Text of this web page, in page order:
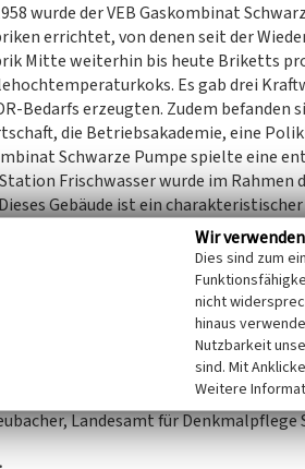
wurde der VEB Gaskombinat
errichtet, von denen seit der
Mitte weiterhin bis heute Briketts
Es gab drei
Bedarfs erzeugten. Zudem
die Betriebsakademie, eine
Schwarze Pumpe spielte eine
Frischwasser wurde im Rahmen
Gebäude ist ein
Es besteht aus zwei Abschnitten:
Geräte beherbergte, und einem
der darin untergebrachten Geräte.
des Gebäudes ist geprägt von der
für den Industriepark
Vertreter des Industriebaus der
und industriegeschichtlicher
Landesamt für Denkmalpflege
Wir
Dies sind zum
nicht
hinaus
Nutzbarkeit
sind. Mit
Weitere